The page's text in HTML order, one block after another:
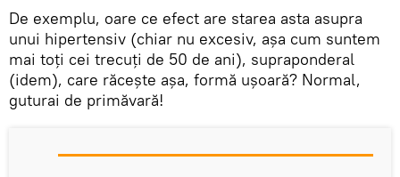
De exemplu, oare ce efect are starea asta asupra
unui hipertensiv (chiar nu excesiv, așa cum suntem
mai toți cei trecuți de 50 de ani), supraponderal
(idem), care răcește așa, formă ușoară? Normal,
guturai de primăvară!